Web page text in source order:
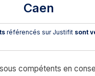
Caen
référencés sur Justifit sont
compétents en